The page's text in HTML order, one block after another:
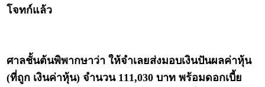
โจทก์แล้ว
ศาลชั้นต้นพิพากษาว่า ให้จำเลยส่งมอบเงินปันผลค่าหุ้น
(ที่ถูก เงินค่าหุ้น) จำนวน 111,030 บาท พร้อมดอกเบี้ย